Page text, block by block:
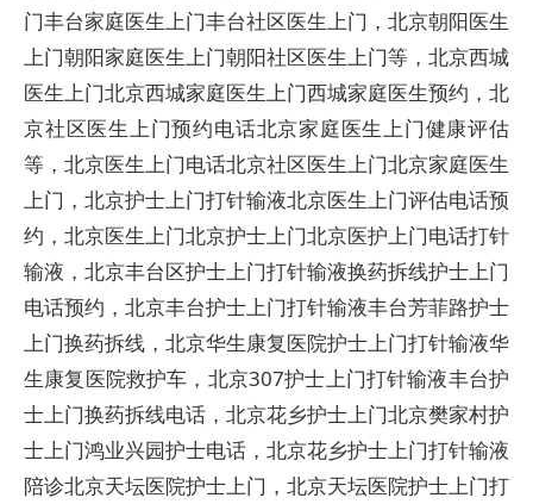
门丰台家庭医生上门丰台社区医生上门，北京朝阳医生
上门朝阳家庭医生上门朝阳社区医生上门等，北京西城
医生上门北京西城家庭医生上门西城家庭医生预约，北
京社区医生上门预约电话北京家庭医生上门健康评估
等，北京医生上门电话北京社区医生上门北京家庭医生
上门，北京护士上门打针输液北京医生上门评估电话预
约，北京医生上门北京护士上门北京医护上门电话打针
输液，北京丰台区护士上门打针输液换药拆线护士上门
电话预约，北京丰台护士上门打针输液丰台芳菲路护士
上门换药拆线，北京华生康复医院护士上门打针输液华
生康复医院救护车，北京307护士上门打针输液丰台护
士上门换药拆线电话，北京花乡护士上门北京樊家村护
士上门鸿业兴园护士电话，北京花乡护士上门打针输液
陪诊北京天坛医院护士上门，北京天坛医院护士上门打